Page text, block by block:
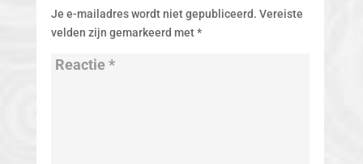
Je e-mailadres wordt niet gepubliceerd. Vereiste
velden zijn gemarkeerd met*